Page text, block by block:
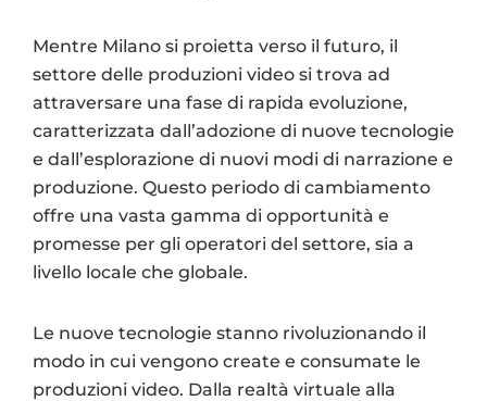
Mentre Milano si proietta verso il futuro, il
settore delle produzioni video si trova ad
attraversare una fase di rapida evoluzione,
caratterizzata dall’adozione di nuove tecnologie
e dall’esplorazione di nuovi modi di narrazione e
produzione. Questo periodo di cambiamento
offre una vasta gamma di opportunità e
promesse per gli operatori del settore, sia a
livello locale che globale.
Le nuove tecnologie stanno rivoluzionando il
modo in cui vengono create e consumate le
produzioni video. Dalla realtà virtuale alla